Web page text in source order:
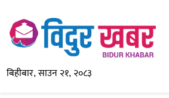
बिहीबार, साउन २१, २०८३